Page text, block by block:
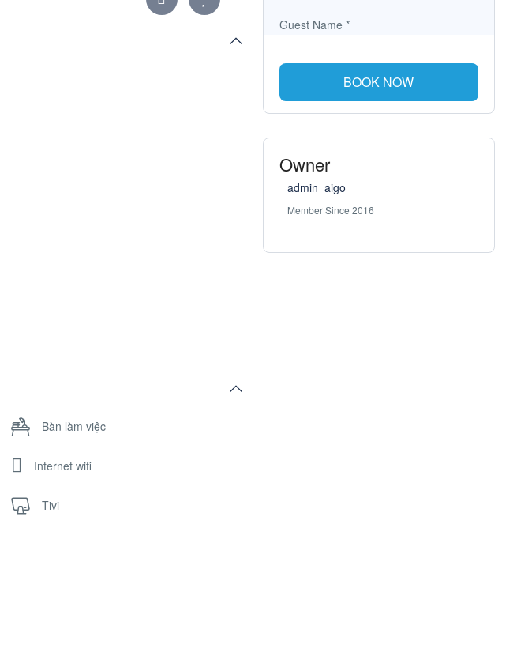
Bàn làm việc
Internet wifi
Tivi
Guest Name *
BOOK NOW
Owner
admin_aigo
Member Since 2016